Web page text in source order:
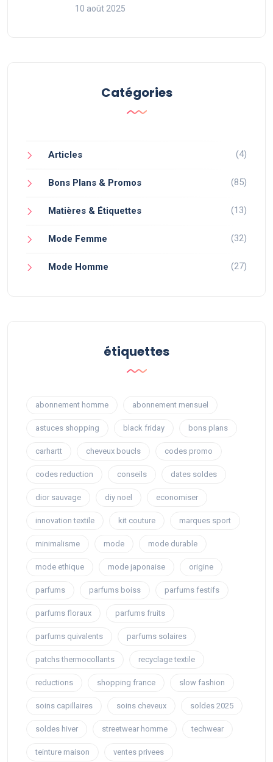
10 août 2025
Catégories
Articles (4)
Bons Plans & Promos (85)
Matières & Étiquettes (13)
Mode Femme (32)
Mode Homme (27)
étiquettes
abonnement homme abonnement mensuel
astuces shopping black friday bons plans
carhartt cheveux boucls codes promo
codes reduction conseils dates soldes
dior sauvage diy noel economiser
innovation textile kit couture marques sport
minimalisme mode mode durable
mode ethique mode japonaise origine
parfums parfums boiss parfums festifs
parfums floraux parfums fruits
parfums quivalents parfums solaires
patchs thermocollants recyclage textile
reductions shopping france slow fashion
soins capillaires soins cheveux soldes 2025
soldes hiver streetwear homme techwear
teinture maison ventes privees